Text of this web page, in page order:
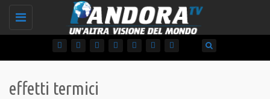
Toggle
effetti termici